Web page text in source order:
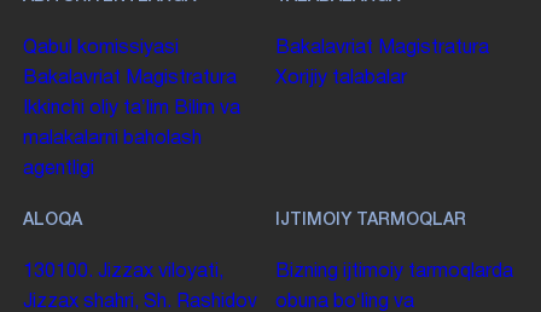
Qabul komissiyasi
Bakalavriat Magistratura
Ikkinchi oliy taʼlim Bilim va
malakalarni baholash
agentligi
Bakalavriat Magistratura
Xorijiy talabalar
ALOQA
130100. Jizzax viloyati,
Jizzax shahri, Sh. Rashidov
IJTIMOIY TARMOQLAR
Bizning ijtimoiy tarmoqlarda
obuna boʻling va